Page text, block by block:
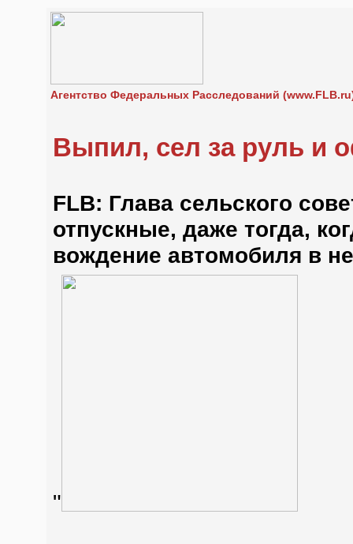
Агентство Федеральных Расследований
Выпил, сел за руль и
FLB: Глава сельского
отпускные, даже тогда,
вождение автомобиля в
"